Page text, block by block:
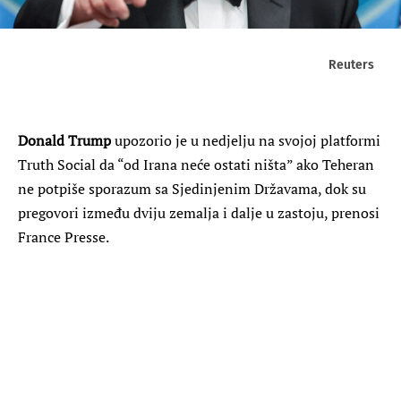
Reuters
Donald Trumpupozorio je u nedjelju na svojoj platformi
Truth Social da “od Irana neće ostati ništa” ako Teheran
ne potpiše sporazum sa Sjedinjenim Državama, dok su
pregovori između dviju zemalja i dalje u zastoju, prenosi
France Presse.